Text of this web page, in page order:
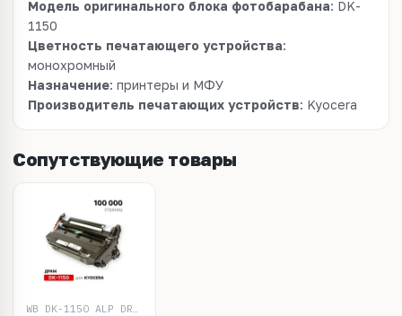
Модель оригинального блока фотобарабана: DK-
1150
Цветность печатающего устройства:
монохромный
Назначение: принтеры и МФУ
Производитель печатающих устройств: Kyocera
Сопутствующие товары
WB DK-1150 ALP DRUM